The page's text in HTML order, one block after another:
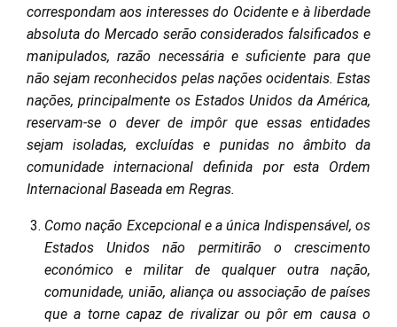
correspondam aos interesses do Ocidente e à liberdade
absoluta do Mercado serão considerados falsificados e
manipulados, razão necessária e suficiente para que
não sejam reconhecidos pelas nações ocidentais. Estas
nações, principalmente os Estados Unidos da América,
reservam-se o dever de impôr que essas entidades
sejam isoladas, excluídas e punidas no âmbito da
comunidade internacional definida por esta Ordem
Internacional Baseada em Regras.
Como nação Excepcional e a única Indispensável, os
Estados Unidos não permitirão o crescimento
económico e militar de qualquer outra nação,
comunidade, união, aliança ou associação de países
que a torne capaz de rivalizar ou pôr em causa o